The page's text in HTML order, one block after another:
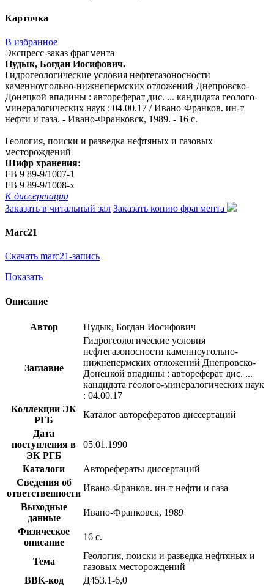
Карточка
В избранное
Экспресс-заказ фрагмента
Нудык, Богдан Иосифович.
Гидрогеологические условия нефтегазоносности
каменноугольно-нижнепермских отложений Днепровско-
Донецкой впадины : автореферат дис. ... кандидата геолого-
минералогических наук : 04.00.17 / Ивано-Франков. ин-т
нефти и газа. - Ивано-Франковск, 1989. - 16 с.
Геология, поиски и разведка нефтяных и газовых
месторождений
Шифр хранения:
FB 9 89-9/1007-1
FB 9 89-9/1008-x
К диссертации
Заказать в читальный зал Заказать копию фрагмента
Marc21
Скачать marc21-запись
Показать
Описание
Автор Нудык, Богдан Иосифович
Заглавие
Гидрогеологические условия
нефтегазоносности каменноугольно-
нижнепермских отложений Днепровско-
Донецкой впадины : автореферат дис. ...
кандидата геолого-минералогических наук
: 04.00.17
Коллекции ЭК
РГБ
Каталог авторефератов диссертаций
Дата
поступления в
ЭК РГБ
05.01.1990
Каталоги
Авторефераты диссертаций
Сведения об
ответственности
Ивано-Франков. ин-т нефти и газа
Выходные
данные
Ивано-Франковск, 1989
Физическое
описание
16 с.
Тема
Геология, поиски и разведка нефтяных и
газовых месторождений
BBK-код
Д453.1-6,0